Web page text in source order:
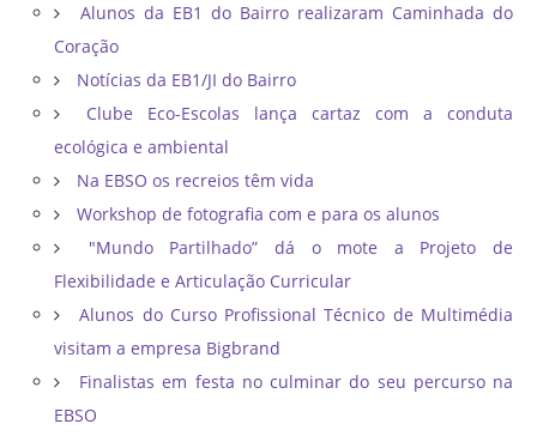
Alunos da EB1 do Bairro realizaram Caminhada do
Coração
Notícias da EB1/JI do Bairro
Clube Eco-Escolas lança cartaz com a conduta
ecológica e ambiental
Na EBSO os recreios têm vida
Workshop de fotografia com e para os alunos
"Mundo Partilhado” dá o mote a Projeto de
Flexibilidade e Articulação Curricular
Alunos do Curso Profissional Técnico de Multimédia
visitam a empresa Bigbrand
Finalistas em festa no culminar do seu percurso na
EBSO